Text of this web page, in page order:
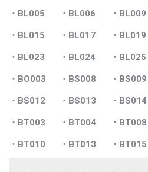
・BL005 ・BL006 ・BL009
・BL015 ・BL017 ・BL019
・BL023 ・BL024 ・BL025
・BO003 ・BS008 ・BS009
・BS012 ・BS013 ・BS014
・BT003 ・BT004 ・BT008
・BT010 ・BT013 ・BT015